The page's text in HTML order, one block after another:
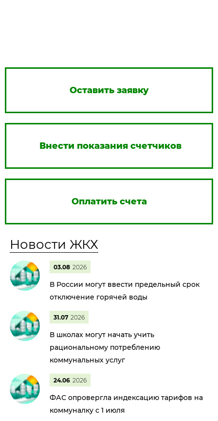
Оставить заявку
Внести показания счетчиков
Оплатить счета
Новости ЖКХ
03.08 2026
В России могут ввести предельный срок
отключение горячей воды
31.07 2026
В школах могут начать учить
рациональному потреблению
коммунальных услуг
24.06 2026
ФАС опровергла индексацию тарифов на
коммуналку с 1 июля